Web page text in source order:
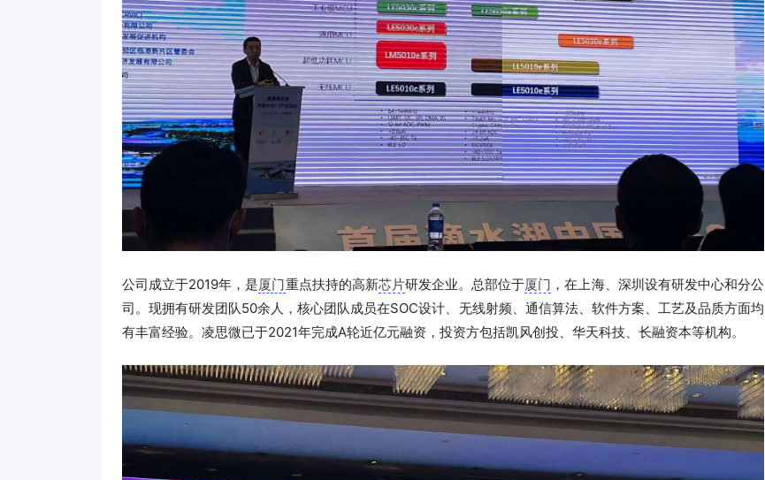
公司成立于2019年，是厦门重点扶持的高新芯片研发企业。总部位于厦门 ，在上海、深圳设有研发中心和分公
司。现拥有研发团队50余人，核心团队成员在SOC设计、无线射频、通信算法、软件方案、工艺及品质方面均
有丰富经验。凌思微已于2021年完成A轮近亿元融资，投资方包括凯风创投、华天科技、长融资本等机构。